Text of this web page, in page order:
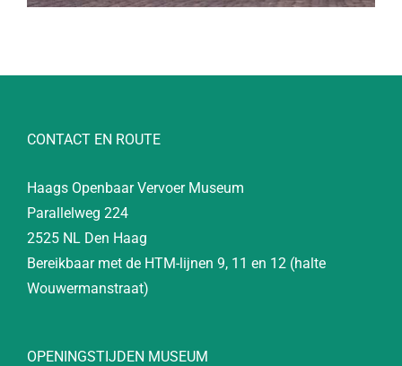
CONTACT EN ROUTE
Haags Openbaar Vervoer Museum
Parallelweg 224
2525 NL Den Haag
Bereikbaar met de HTM-lijnen 9, 11 en 12 (halte
Wouwermanstraat)
OPENINGSTIJDEN MUSEUM